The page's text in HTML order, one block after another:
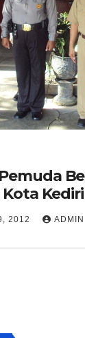
Kediri
2012 ADMIN